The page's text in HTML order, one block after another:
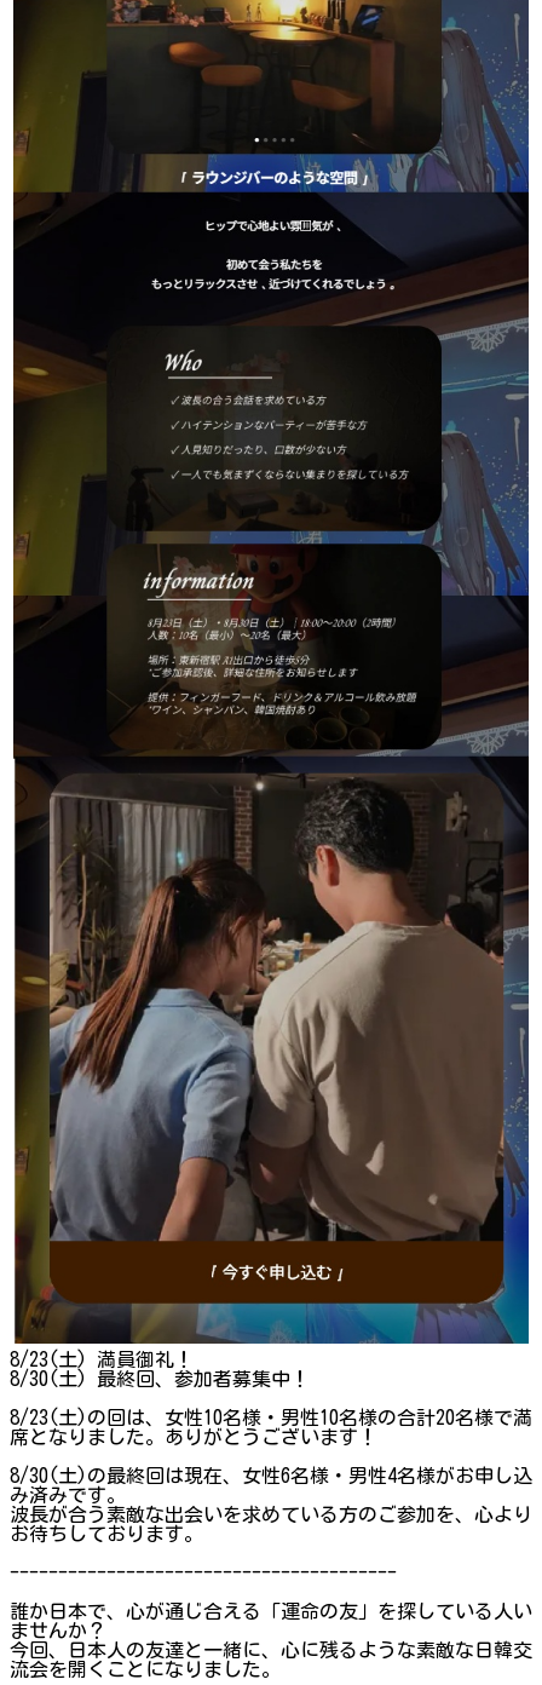
8/23(土) 満員御礼！
8/30(土) 最終回、参加者募集中！
8/23(土)の回は、女性10名様・男性10名様の合計20名様で満
席となりました。ありがとうございます！
8/30(土)の最終回は現在、女性6名様・男性4名様がお申し込
み済みです。
波長が合う素敵な出会いを求めている方のご参加を、心より
お待ちしております。
----------------------------------------
誰か日本で、心が通じ合える「運命の友」を探している人い
ませんか？
今回、日本人の友達と一緒に、心に残るような素敵な日韓交
流会を開くことになりました。